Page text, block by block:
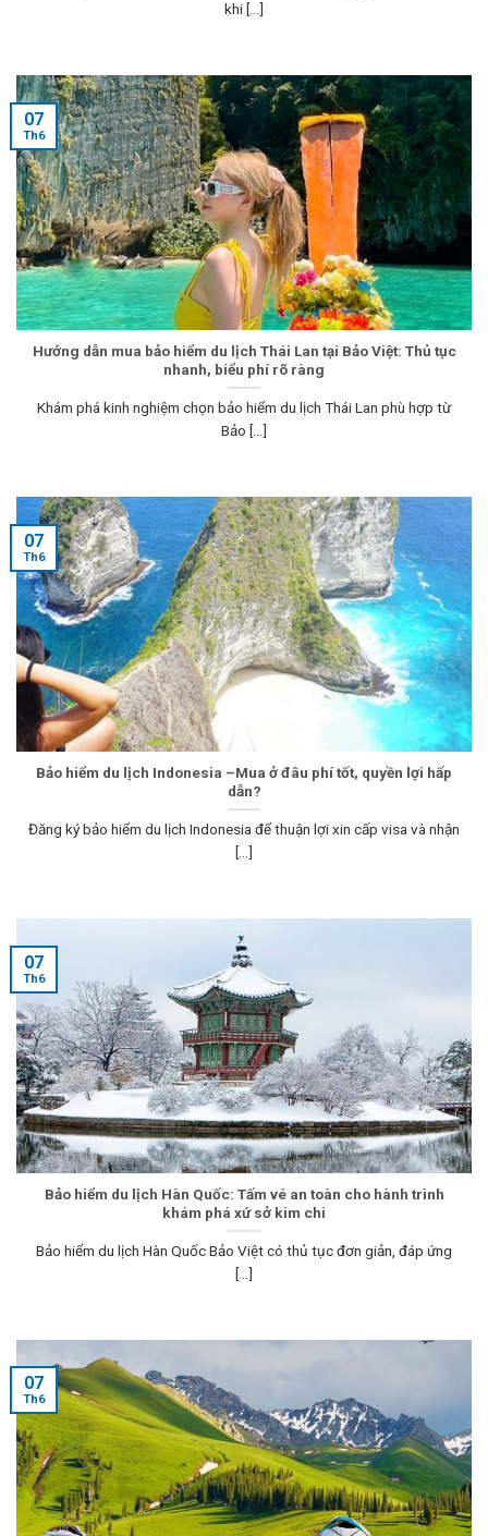
khi [...]
Hướng dẫn mua bảo hiểm du lịch Thái Lan tại Bảo Việt: Thủ tục
nhanh, biểu phí rõ ràng
Khám phá kinh nghiệm chọn bảo hiểm du lịch Thái Lan phù hợp từ
Bảo [...]
07
Th6
Bảo hiểm du lịch Indonesia –Mua ở đâu phí tốt, quyền lợi hấp
dẫn?
Đăng ký bảo hiểm du lịch Indonesia để thuận lợi xin cấp visa và nhận
[...]
07
Th6
Bảo hiểm du lịch Hàn Quốc: Tấm vé an toàn cho hành trình
khám phá xứ sở kim chi
Bảo hiểm du lịch Hàn Quốc Bảo Việt có thủ tục đơn giản, đáp ứng
[...]
07
Th6
07
Th6